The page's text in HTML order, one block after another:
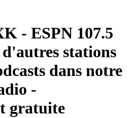
- ESPN 107.5
stations
dans notre
-
gratuite